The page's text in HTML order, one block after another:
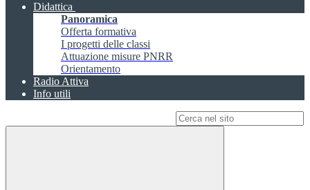
Didattica
Panoramica
Offerta formativa
I progetti delle classi
Attuazione misure PNRR
Orientamento
Radio Attiva
Info utili